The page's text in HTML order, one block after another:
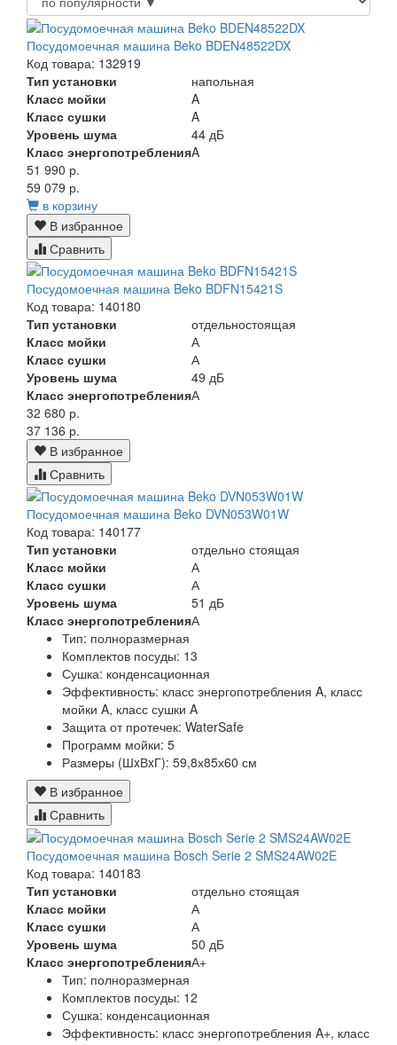
Посудомоечная машина Beko BDEN48522DX
Код товара: 132919
Тип установки
напольная
Класс мойки
A
Класс сушки
A
Уровень шума
44 дБ
Класс энергопотребленияA
51 990 р.
59 079 р.
в корзину
В избранное
Сравнить
Посудомоечная машина Beko BDFN15421S
Код товара: 140180
Тип установки
отдельностоящая
Класс мойки
А
Класс сушки
А
Уровень шума
49 дБ
Класс энергопотребленияА
32 680 р.
37 136 р.
В избранное
Сравнить
Посудомоечная машина Beko DVN053W01W
Код товара: 140177
Тип установки
отдельно стоящая
Класс мойки
А
Класс сушки
А
Уровень шума
51 дБ
Класс энергопотребленияА
Тип: полноразмерная
Комплектов посуды: 13
Сушка: конденсационная
Эффективность: класс энергопотребления A, класс
мойки A, класс сушки A
Защита от протечек: WaterSafe
Программ мойки: 5
Размеры (ШxВxГ): 59,8х85х60 см
В избранное
Сравнить
Посудомоечная машина Bosch Serie 2 SMS24AW02E
Код товара: 140183
Тип установки
отдельно стоящая
Класс мойки
А
Класс сушки
А
Уровень шума
50 дБ
Класс энергопотребленияА+
Тип: полноразмерная
Комплектов посуды: 12
Сушка: конденсационная
Эффективность: класс энергопотребления A+, класс